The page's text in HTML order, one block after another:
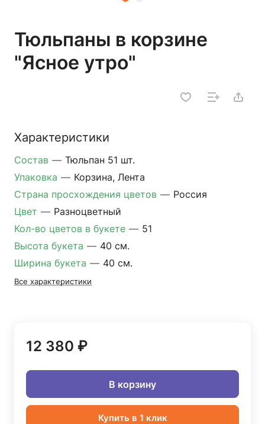
Тюльпаны в корзине
"Ясное утро"
Характеристики
Состав — Тюльпан 51 шт.
Упаковка — Корзина, Лента
Страна просхождения цветов — Россия
Цвет — Разноцветный
Кол-во цветов в букете — 51
Высота букета — 40 см.
Ширина букета — 40 см.
Все характеристики
12 380 ₽
В корзину
Купить в 1 клик